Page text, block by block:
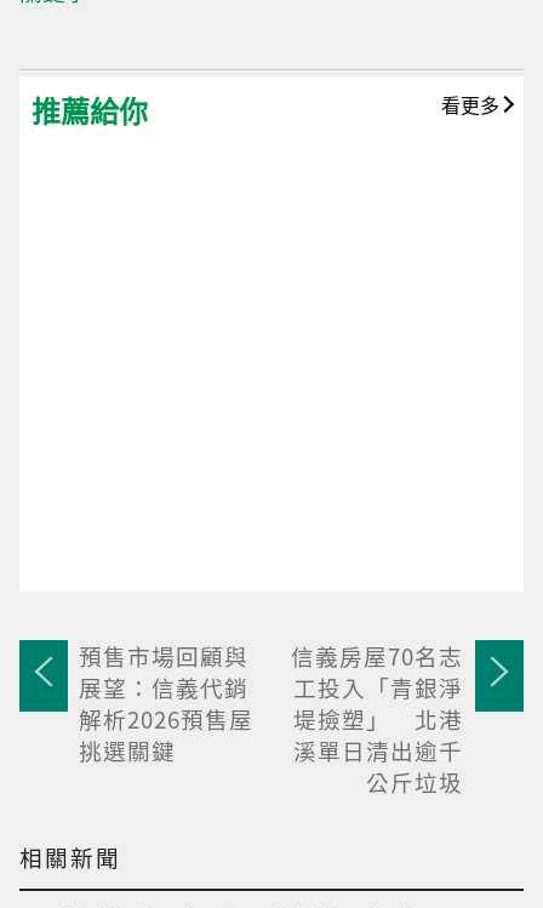
推薦給你 看更多
預售市場回顧與
展望：信義代銷
解析2026預售屋
挑選關鍵
信義房屋70名志
工投入「青銀淨
堤撿塑」 北港
溪單日清出逾千
公斤垃圾
相關新聞